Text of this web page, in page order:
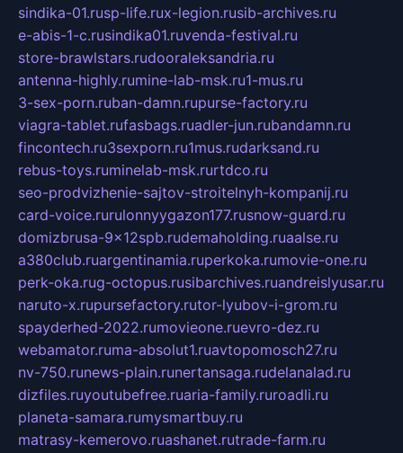
sindika-01.rusp-life.rux-legion.rusib-archives.ru
e-abis-1-c.rusindika01.ruvenda-festival.ru
store-brawlstars.rudooraleksandria.ru
antenna-highly.rumine-lab-msk.ru1-mus.ru
3-sex-porn.ruban-damn.rupurse-factory.ru
viagra-tablet.rufasbags.ruadler-jun.rubandamn.ru
fincontech.ru3sexporn.ru1mus.rudarksand.ru
rebus-toys.ruminelab-msk.rurtdco.ru
seo-prodvizhenie-sajtov-stroitelnyh-kompanij.ru
card-voice.rurulonnyygazon177.rusnow-guard.ru
domizbrusa-9x12spb.rudemaholding.ruaalse.ru
a380club.ruargentinamia.ruperkoka.rumovie-one.ru
perk-oka.rug-octopus.rusibarchives.ruandreislyusar.ru
naruto-x.rupursefactory.rutor-lyubov-i-grom.ru
spayderhed-2022.rumovieone.ruevro-dez.ru
webamator.ruma-absolut1.ruavtopomosch27.ru
nv-750.runews-plain.runertansaga.rudelanalad.ru
dizfiles.ruyoutubefree.ruaria-family.ruroadli.ru
planeta-samara.rumysmartbuy.ru
matrasy-kemerovo.ruashanet.rutrade-farm.ru